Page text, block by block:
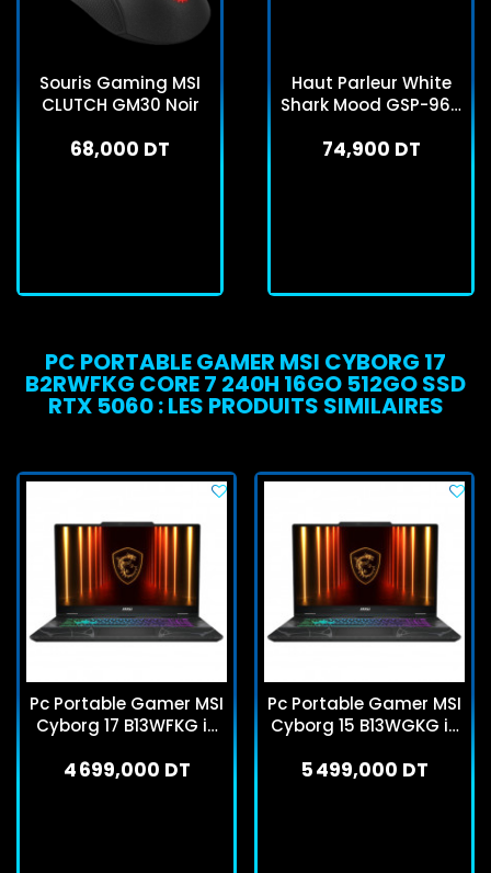
Souris Gaming MSI
CLUTCH GM30 Noir
68,000 DT
Haut Parleur White
Shark Mood GSP-968
74,900 DT
PC PORTABLE GAMER MSI CYBORG 17
B2RWFKG CORE 7 240H 16GO 512GO SSD
RTX 5060 : LES PRODUITS SIMILAIRES
Pc Portable Gamer MSI
Cyborg 17 B13WFKG i5
RTX 5060
4 699,000 DT
Pc Portable Gamer MSI
Cyborg 15 B13WGKG i7
5070
5 499,000 DT